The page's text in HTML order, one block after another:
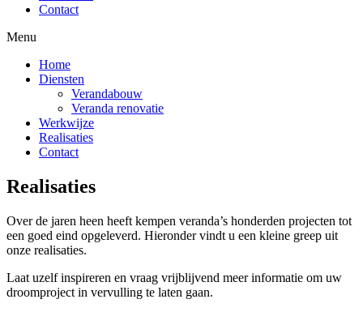
Contact
Menu
Home
Diensten
Verandabouw
Veranda renovatie
Werkwijze
Realisaties
Contact
Realisaties
Over de jaren heen heeft kempen veranda’s honderden projecten tot
een goed eind opgeleverd. Hieronder vindt u een kleine greep uit
onze realisaties.
Laat uzelf inspireren en vraag vrijblijvend meer informatie om uw
droomproject in vervulling te laten gaan.